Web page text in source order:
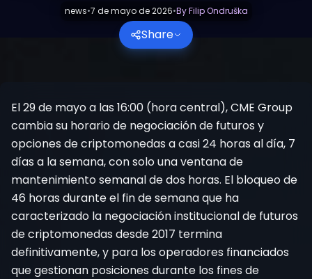
Iniciar sesión
news•7 de mayo de 2026•ByFilip Ondruška
Share
El 29 de mayo a las 16:00 (hora central), CME Group
cambia su horario de negociación de futuros y
opciones de criptomonedas a casi 24 horas al día, 7
días a la semana, con solo una ventana de
mantenimiento semanal de dos horas. El bloqueo de
46 horas durante el fin de semana que ha
caracterizado la negociación institucional de futuros
de criptomonedas desde 2017 termina
definitivamente, y para los operadores financiados
que gestionan posiciones durante los fines de